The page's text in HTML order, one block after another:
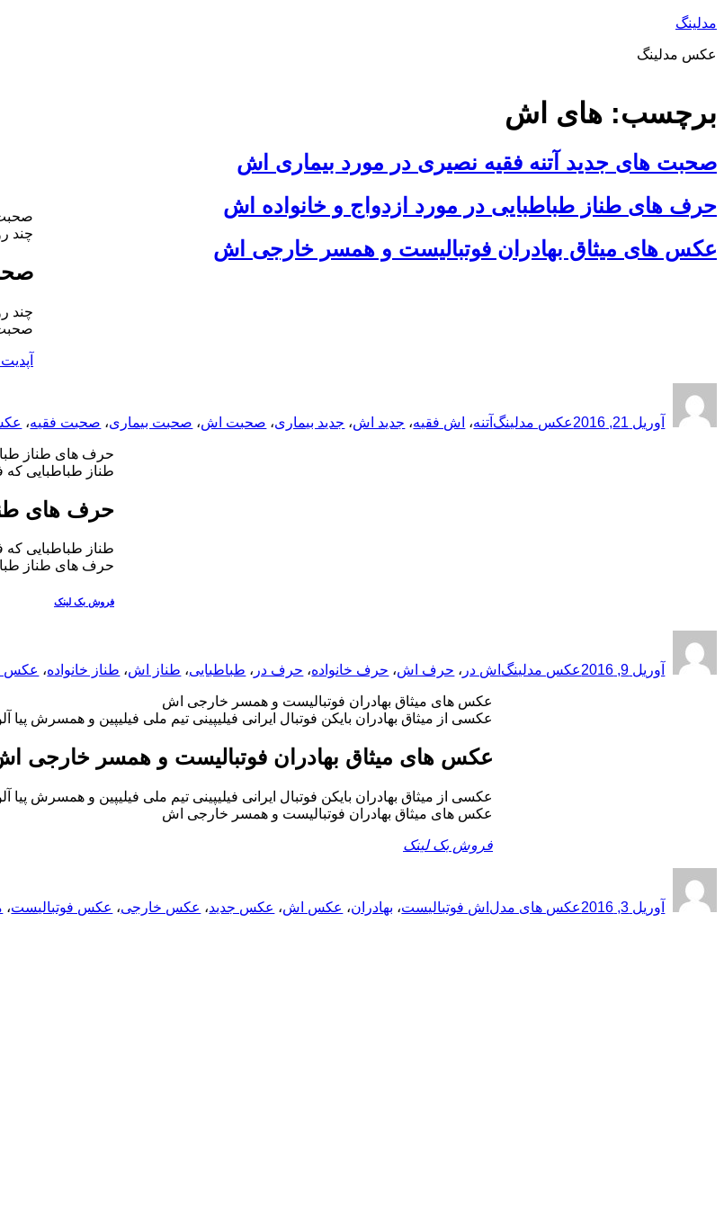
مدلینگ
عکس مدلینگ
برچسب: های اش
صحبت های جدید آتنه فقیه نصیری در مورد بیماری اش
صحبت
چند
چند
صحبت
آپدیت نود
درآوریل 21, 2016 عکس مدلینگ آتنه، اش فقیه، جدید اش، جدید بیماری، صحبت اش، صحبت بیماری، صحبت فقیه،
حرف های طناز طباطبایی در مورد ازدواج و خانواده اش
حرف های طناز
طناز طباطبایی که
حرف های
طناز طباطبایی که
حرف های طناز
فروش بک لینک
درآوریل 9, 2016 عکس مدلینگ اش در ، حرف اش، حرف خانواده، حرف در ، طباطبایی، طناز اش، طناز خانواده، عکس
عکس های میثاق بهادران فوتبالیست و همسر خارجی اش
عکس های میثاق بهادران فوتبالیست و همسر خارجی اش
عکسی از میثاق بهادران بایکن فوتبال ایرانی فیلیپینی تیم ملی فیلیپین و همسرش پیا آلونزو ورتزباخ را مشاهده می کنید.همسرش زیباترین دختر فیلیپین در سال 2015 بوده است. فوتبالیست ایرانی و
عکس های میثاق بهادران فوتبالیست و همسر خارجی
عکسی از میثاق بهادران بایکن فوتبال ایرانی فیلیپینی تیم ملی فیلیپین و همسرش پیا آلونزو ورتزباخ را مشاهده می کنید.همسرش زیباترین دختر فیلیپین در سال 2015 بوده است. فوتبالیست ایرانی و
عکس های میثاق بهادران فوتبالیست و همسر خارجی اش
فروش بک لینک
درآوریل 3, 2016 عکس های مدل اش فوتبالیست، بهادران، عکس اش، عکس جدید، عکس خارجی، عکس فوتبالیست،